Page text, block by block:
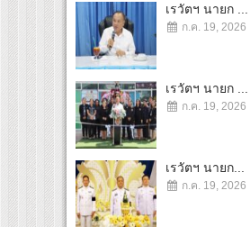
เรวัตฯ นายก ...
ก.ค. 19, 2026
เรวัตฯ นายก ...
ก.ค. 19, 2026
เรวัตฯ นายก...
ก.ค. 19, 2026